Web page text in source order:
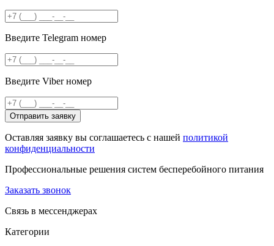
Введите Telegram номер
Введите Viber номер
Отправить заявку
Оставляя заявку вы соглашаетесь с нашей политикой
конфиденциальности
Профессиональные решения систем бесперебойного питания
Заказать звонок
Связь в мессенджерах
Категории